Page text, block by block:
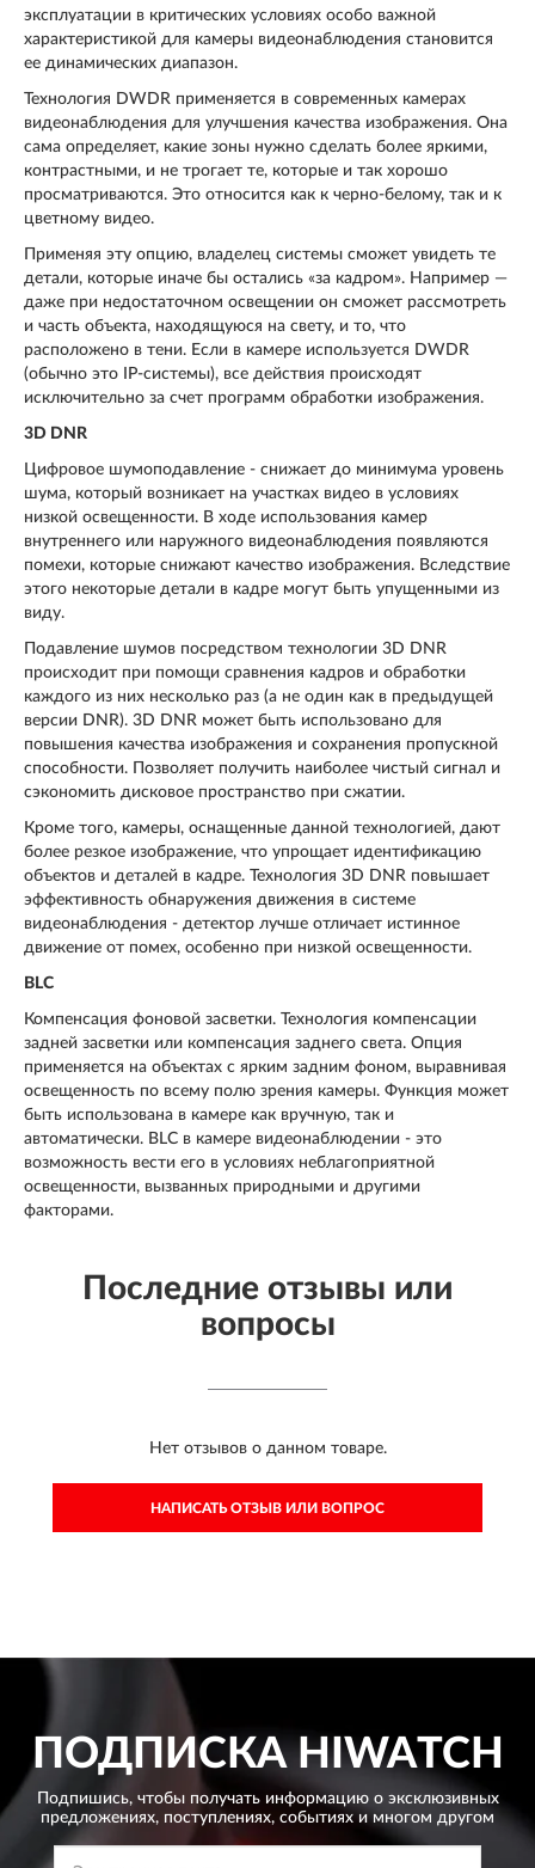
эксплуатации в критических условиях особо важной
характеристикой для камеры видеонаблюдения становится
ее динамических диапазон.
Технология DWDR применяется в современных камерах
видеонаблюдения для улучшения качества изображения. Она
сама определяет, какие зоны нужно сделать более яркими,
контрастными, и не трогает те, которые и так хорошо
просматриваются. Это относится как к черно-белому, так и к
цветному видео.
Применяя эту опцию, владелец системы сможет увидеть те
детали, которые иначе бы остались «за кадром». Например —
даже при недостаточном освещении он сможет рассмотреть
и часть объекта, находящуюся на свету, и то, что
расположено в тени. Если в камере используется DWDR
(обычно это IP-системы), все действия происходят
исключительно за счет программ обработки изображения.
3D DNR
Цифровое шумоподавление - снижает до минимума уровень
шума, который возникает на участках видео в условиях
низкой освещенности. В ходе использования камер
внутреннего или наружного видеонаблюдения появляются
помехи, которые снижают качество изображения. Вследствие
этого некоторые детали в кадре могут быть упущенными из
виду.
Подавление шумов посредством технологии 3D DNR
происходит при помощи сравнения кадров и обработки
каждого из них несколько раз (а не один как в предыдущей
версии DNR). 3D DNR может быть использовано для
повышения качества изображения и сохранения пропускной
способности. Позволяет получить наиболее чистый сигнал и
сэкономить дисковое пространство при сжатии.
Кроме того, камеры, оснащенные данной технологией, дают
более резкое изображение, что упрощает идентификацию
объектов и деталей в кадре. Технология 3D DNR повышает
эффективность обнаружения движения в системе
видеонаблюдения - детектор лучше отличает истинное
движение от помех, особенно при низкой освещенности.
BLC
Компенсация фоновой засветки. Технология компенсации
задней засветки или компенсация заднего света. Опция
применяется на объектах с ярким задним фоном, выравнивая
освещенность по всему полю зрения камеры. Функция может
быть использована в камере как вручную, так и
автоматически. BLC в камере видеонаблюдении - это
возможность вести его в условиях неблагоприятной
освещенности, вызванных природными и другими
факторами.
Последние отзывы или
вопросы
Нет отзывов о данном товаре.
НАПИСАТЬ ОТЗЫВ ИЛИ ВОПРОС
ПОДПИСКАHIWATCH
Подпишись, чтобы получать информацию о эксклюзивных
предложениях, поступлениях, событиях и многом другом